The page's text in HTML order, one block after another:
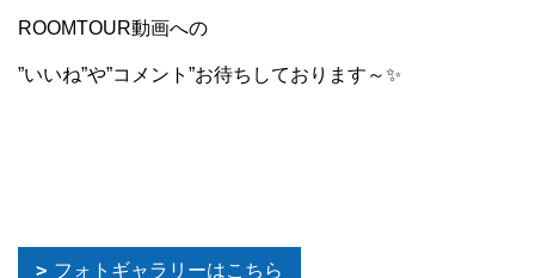
ROOMTOUR動画への
”いいね”や”コメント”お待ちしております～✨
フォトギャラリーはこちら